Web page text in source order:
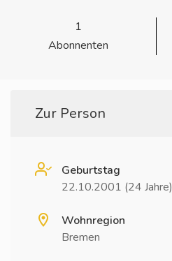
1
Abonnenten
Zur Person
Geburtstag
22.10.2001 (24 Jahre)
Wohnregion
Bremen